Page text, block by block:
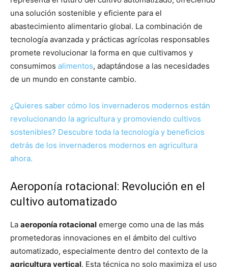
una solución sostenible y eficiente para el
abastecimiento alimentario global. La combinación de
tecnología avanzada y prácticas agrícolas responsables
promete revolucionar la forma en que cultivamos y
consumimos alimentos, adaptándose a las necesidades
de un mundo en constante cambio.
¿Quieres saber cómo los invernaderos modernos están
revolucionando la agricultura y promoviendo cultivos
sostenibles? Descubre toda la tecnología y beneficios
detrás de los invernaderos modernos en agricultura
ahora.
Aeroponía rotacional: Revolución en el
cultivo automatizado
La aeroponía rotacional emerge como una de las más
prometedoras innovaciones en el ámbito del cultivo
automatizado, especialmente dentro del contexto de la
agricultura vertical. Esta técnica no solo maximiza el uso